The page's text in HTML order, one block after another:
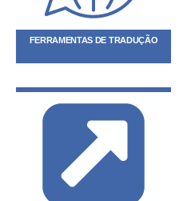
FERRAMENTAS DE TRADUÇÃO